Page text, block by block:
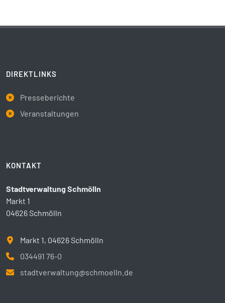
DIREKTLINKS
Presseberichte
Veranstaltungen
KONTAKT
Stadtverwaltung Schmölln
Markt 1
04626 Schmölln
Markt 1, 04626 Schmölln
034491 76-0
stadtverwaltung@schmoelln.de